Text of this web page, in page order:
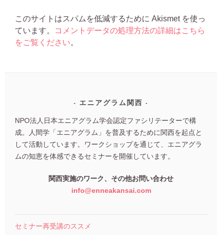
このサイトはスパムを低減するために Akismet を使っ
ています。 コメントデータの処理方法の詳細はこちら
をご覧ください。
エニアグラム関西
NPO法人日本エニアグラム学会認定ファシリテーターで構
成。人間学「エニアグラム」を普及するために関西を起点と
して活動しています。ワークショップを通じて、エニアグラ
ムの知恵を体感できるセミナーを開催しています。
関西実施のワーク、その他お問い合わせ
info@enneakansai.com
セミナー再受講のススメ